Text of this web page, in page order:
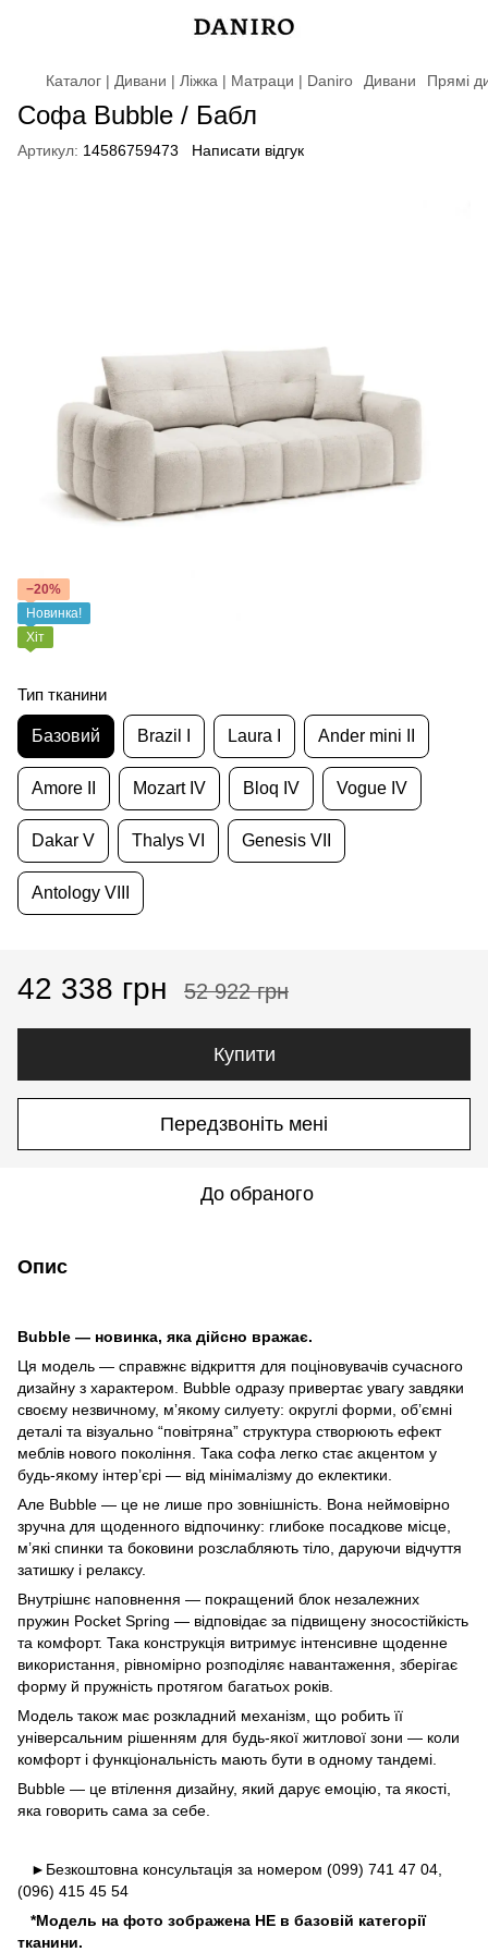
Каталог | Дивани | Ліжка | Матраци | Daniro Дивани Прямі
Софа Bubble / Бабл
Артикул: 14586759473 Написати відгук
−20%
Новинка!
Хіт
Тип тканини
Базовий Brazil I Laura I Ander mini II
Amore II Mozart IV Bloq IV Vogue IV
Dakar V Thalys VI Genesis VII
Antology VIII
42 338 грн 52 922 грн
Купити
Передзвоніть мені
До обраного
Опис
Bubble — новинка, яка дійсно вражає.
Ця модель — справжнє відкриття для поціновувачів сучасного
дизайну з характером. Bubble одразу привертає увагу завдяки
своєму незвичному, мʼякому силуету: округлі форми, об’ємні
деталі та візуально “повітряна” структура створюють ефект
меблів нового покоління. Така софа легко стає акцентом у
будь-якому інтер’єрі — від мінімалізму до еклектики.
Але Bubble — це не лише про зовнішність. Вона неймовірно
зручна для щоденного відпочинку: глибоке посадкове місце,
м’які спинки та боковини розслабляють тіло, даруючи відчуття
затишку і релаксу.
Внутрішнє наповнення — покращений блок незалежних
пружин Pocket Spring — відповідає за підвищену зносостійкість
та комфорт. Така конструкція витримує інтенсивне щоденне
використання, рівномірно розподіляє навантаження, зберігає
форму й пружність протягом багатьох років.
Модель також має розкладний механізм, що робить її
універсальним рішенням для будь-якої житлової зони — коли
комфорт і функціональність мають бути в одному тандемі.
Bubble — це втілення дизайну, який дарує емоцію, та якості,
яка говорить сама за себе.
►Безкоштовна консультація за номером (099) 741 47 04,
(096) 415 45 54
*Модель на фото зображена НЕ в базовій категорії
тканини.